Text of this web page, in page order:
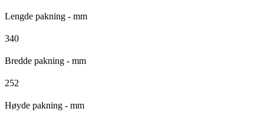
Lengde pakning - mm
340
Bredde pakning - mm
252
Høyde pakning - mm